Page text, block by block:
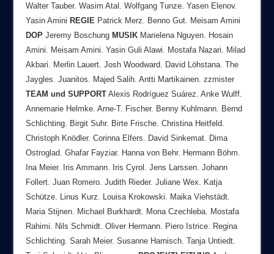
Walter Tauber. Wasim Atal. Wolfgang Tunze. Yasen Elenov.
Yasin AminiREGIE Patrick Merz. Benno Gut. Meisam Amini
DOP Jeremy BoschungMUSIK Marielena Nguyen. Hosain
Amini. Meisam Amini. Yasin Guli Alawi. Mostafa Nazari. Milad
Akbari. Merlin Lauert. Josh Woodward. David Löhstana. The
Jaygles. Juanitos. Majed Salih. Antti Martikainen. zzmister
TEAM und SUPPORT Alexis Rodríguez Suárez. Anke Wulff.
Annemarie Helmke. Arne-T. Fischer. Benny Kuhlmann. Bernd
Schlichting. Birgit Suhr. Birte Frische. Christina Heitfeld.
Christoph Knödler. Corinna Elfers. David Sinkemat. Dima
Ostroglad. Ghafar Fayziar. Hanna von Behr. Hermann Böhm.
Ina Meier. Iris Ammann. Iris Cyrol. Jens Larssen. Johann
Follert. Juan Romero. Judith Rieder. Juliane Wex. Katja
Schütze. Linus Kurz. Louisa Krokowski. Maika Viehstädt.
Maria Stijnen. Michael Burkhardt. Mona Czechleba. Mostafa
Rahimi. Nils Schmidt. Oliver Hermann. Piero Istrice. Regina
Schlichting. Sarah Meier. Susanne Harnisch. Tanja Untiedt.